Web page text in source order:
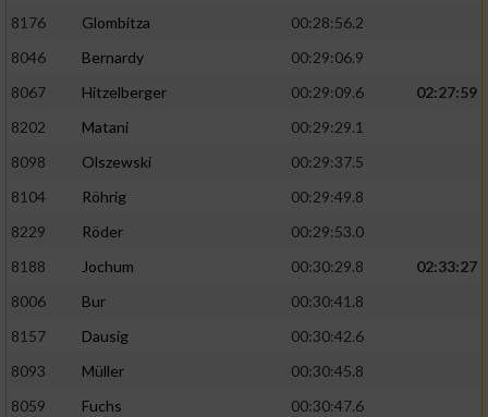
8176 Glombitza
00:28:56.2
8046
Bernardy
00:29:06.9
8067
Hitzelberger 00:29:09.6
02:27:59
8202
Matani
00:29:29.1
8098
Olszewski
00:29:37.5
8104
Röhrig
00:29:49.8
8229
Röder
00:29:53.0
8188
Jochum 00:30:29.8
02:33:27
8006
Bur
00:30:41.8
8157
Dausig
00:30:42.6
8093
Müller
00:30:45.8
8059
Fuchs
00:30:47.6